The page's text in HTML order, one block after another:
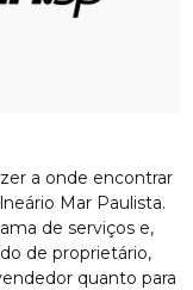
a onde encontrar
Mar Paulista.
de serviços e,
de proprietário,
quanto para